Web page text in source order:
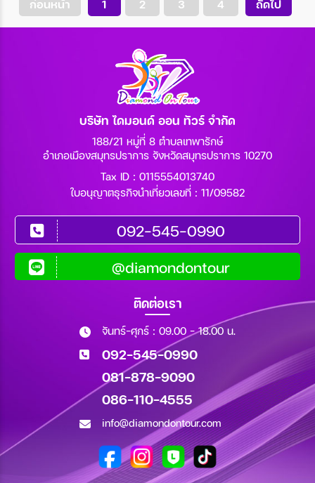
ก่อนหน้า 1 2 3 4 ถัดไป
บริษัท ไดมอนด์ ออน ทัวร์ จำกัด
188/21 หมู่ที่ 8 ตำบลเทพารักษ์
อำเภอเมืองสมุทรปราการ จังหวัดสมุทรปราการ 10270
Tax ID : 0115554013740
ใบอนุญาตธุรกิจนำเที่ยวเลขที่ : 11/09582
092-545-0990
@diamondontour
ติดต่อเรา
จันทร์-ศุกร์ : 09.00 - 18.00 น.
092-545-0990
081-878-9090
086-110-4555
info@diamondontour.com